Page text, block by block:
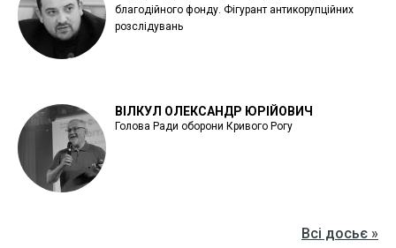
благодійного фонду. Фігурант антикорупційних
розслідувань
ВІЛКУЛ ОЛЕКСАНДР ЮРІЙОВИЧ
Голова Ради оборони Кривого Рогу
Всі досьє »